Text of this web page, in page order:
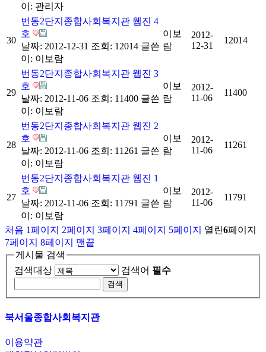
이: 관리자
30
번동2단지종합사회복지관 웹진 4
호
날짜: 2012-12-31 조회: 12014 글쓴
이: 이보람
이보
람
2012-
12-31
12014
29
번동2단지종합사회복지관 웹진 3
호
날짜: 2012-11-06 조회: 11400 글쓴
이: 이보람
이보
람
2012-
11-06
11400
28
번동2단지종합사회복지관 웹진 2
호
날짜: 2012-11-06 조회: 11261 글쓴
이: 이보람
이보
람
2012-
11-06
11261
27
번동2단지종합사회복지관 웹진 1
호
날짜: 2012-11-06 조회: 11791 글쓴
이: 이보람
이보
람
2012-
11-06
11791
처음 1페이지 2페이지 3페이지 4페이지 5페이지 열린6페이지
7페이지 8페이지
맨끝
게시물 검색
검색대상
검색어 필수
북서울종합사회복지관
이용약관